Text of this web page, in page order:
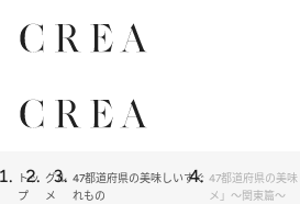
トッ
プ
グル
メ
47都道府県の美味しいすぐ
れもの
47都道府県の美
メ」～関東篇～